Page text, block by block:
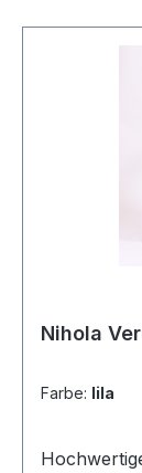
enthalten.
Nihola
Farbe: lila